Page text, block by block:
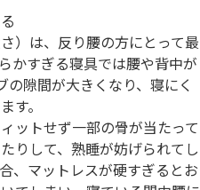
）は、反り腰の方にとって最
かすぎる寝具では腰や背中が
隙間が大きくなり、寝にく
す。
ットせず一部の骨が当たって
りして、熟睡が妨げられてし
、マットレスが硬すぎるとお